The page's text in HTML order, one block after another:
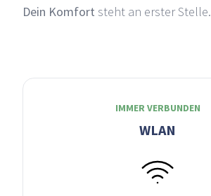
Dein Komfort steht an erster Stelle.
IMMER VERBUNDEN
WLAN